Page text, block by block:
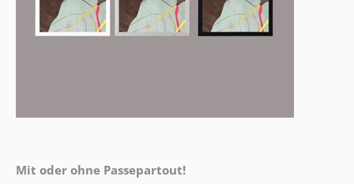
Mit oder ohne Passepartout!